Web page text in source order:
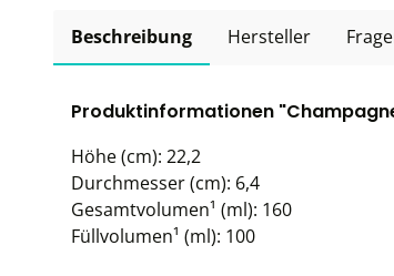
Beschreibung Hersteller
Produktinformationen
Höhe (cm): 22,2
Durchmesser (cm): 6,4
Gesamtvolumen¹ (ml): 160
Füllvolumen¹ (ml): 100